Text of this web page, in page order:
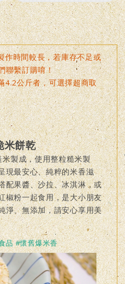
作時間較長，若庫存不足或
聯繫訂購唷！
4.2公斤者，可選擇超商取
米餅乾
製成，使用整粒糙米製
現最安心、純粹的米香滋
配果醬、沙拉、冰淇淋，或
椒粉一起食用，是大小朋友
淨、無添加，請安心享用美
品 #懷舊爆米香